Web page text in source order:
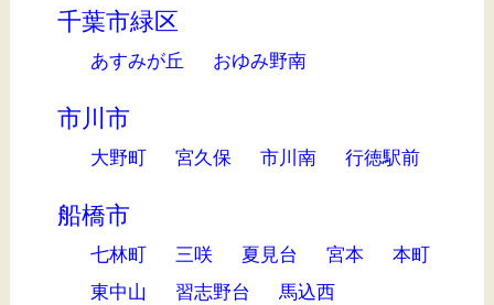
千葉市緑区
あすみが丘 おゆみ野南
市川市
大野町 宮久保 市川南 行徳駅前
船橋市
七林町 三咲 夏見台 宮本
本町
東中山
習志野台 馬込西